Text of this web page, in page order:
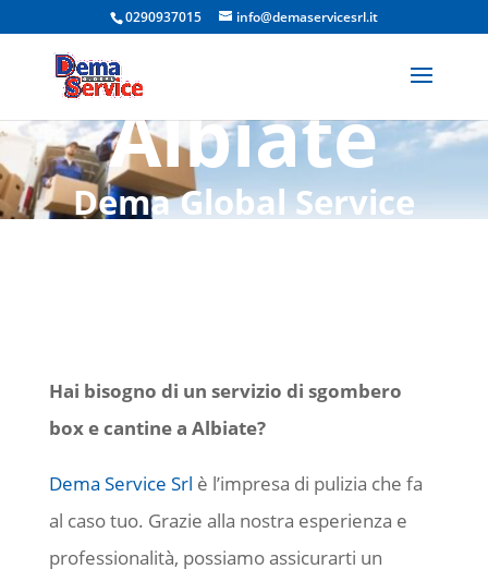
0290937015 info@demaservicesrl.it
Cantine
Albiate
Dema Global Service
Srl, l’impresa di pulizia
Hai bisogno di un servizio di sgombero
box e cantine a Albiate?
Dema Service Srl è l’impresa di pulizia che fa
al caso tuo. Grazie alla nostra esperienza e
professionalità, possiamo assicurarti un